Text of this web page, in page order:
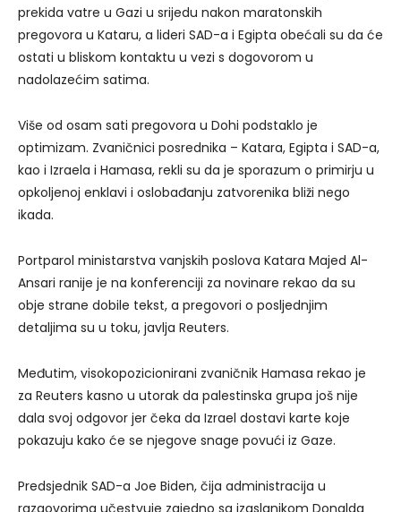
prekida vatre u Gazi u srijedu nakon maratonskih
pregovora u Kataru, a lideri SAD-a i Egipta obećali su da će
ostati u bliskom kontaktu u vezi s dogovorom u
nadolazećim satima.
Više od osam sati pregovora u Dohi podstaklo je
optimizam. Zvaničnici posrednika – Katara, Egipta i SAD-a,
kao i Izraela i Hamasa, rekli su da je sporazum o primirju u
opkoljenoj enklavi i oslobađanju zatvorenika bliži nego
ikada.
Portparol ministarstva vanjskih poslova Katara Majed Al-
Ansari ranije je na konferenciji za novinare rekao da su
obje strane dobile tekst, a pregovori o posljednjim
detaljima su u toku, javlja Reuters.
Međutim, visokopozicionirani zvaničnik Hamasa rekao je
za Reuters kasno u utorak da palestinska grupa još nije
dala svoj odgovor jer čeka da Izrael dostavi karte koje
pokazuju kako će se njegove snage povući iz Gaze.
Predsjednik SAD-a Joe Biden, čija administracija u
razgovorima učestvuje zajedno sa izaslanikom Donalda